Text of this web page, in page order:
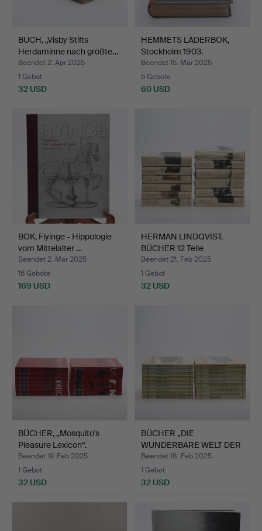
BUCH, „Visby Stifts
Herdaminne nach größte…
Beendet 2. Apr 2025
1 Gebot
32 USD
HEMMETS LÄDERBOK,
Stockholm 1903.
Beendet 15. Mär 2025
5 Gebote
60 USD
BOK, Flyinge - Hippologie
vom Mittelalter …
Beendet 2. Mär 2025
16 Gebote
169 USD
HERMAN LINDQVIST.
BÜCHER 12 Teile
Geschich…
Beendet 21. Feb 2025
1 Gebot
32 USD
BÜCHER, „Mosquito's
Pleasure Lexicon“.
Beendet 19. Feb 2025
1 Gebot
32 USD
BÜCHER „DIE
WUNDERBARE WELT DER
TIERE“, 18…
Beendet 18. Feb 2025
1 Gebot
32 USD